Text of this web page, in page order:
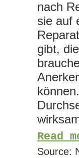
nach
sie auf
gibt,
Read
Source: